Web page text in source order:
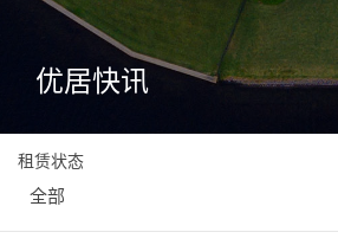
优居快讯
租赁状态
全部